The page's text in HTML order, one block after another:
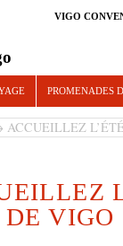
VIGO
PROMENADES
DE VIGO